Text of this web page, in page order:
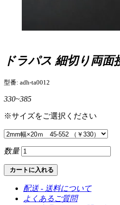
ドラパス 細切り両面
型番: adh-ta0012
330~385
※サイズをご選択ください
数量
カートに入れる
配送 - 送料について
よくあるご質問